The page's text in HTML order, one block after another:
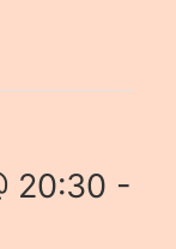
20:30 -